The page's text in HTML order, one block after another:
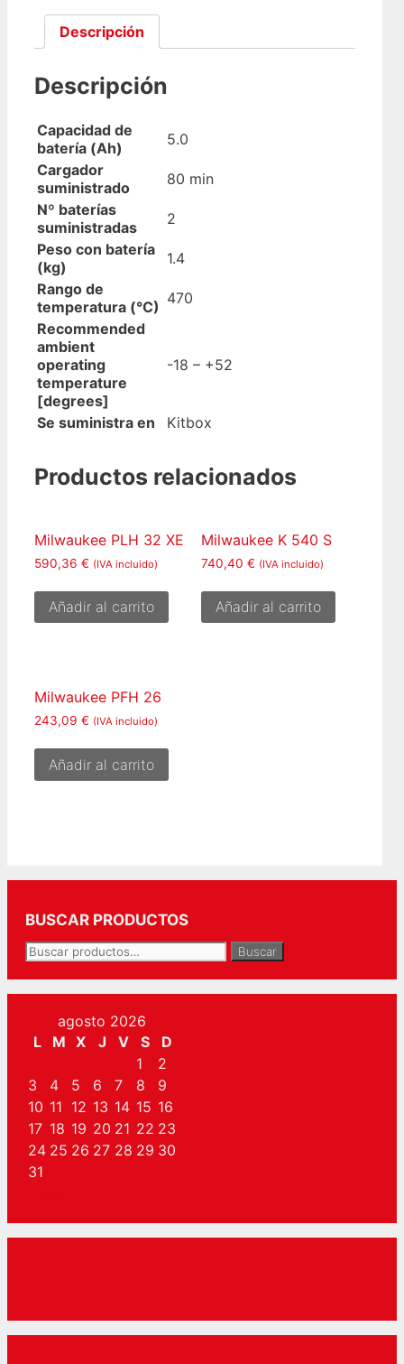
Descripción
Descripción
Capacidad de
batería (Ah)
5.0
Cargador
suministrado
80 min
Nº baterías
suministradas
2
Peso con batería
(kg)
1.4
Rango de
temperatura (°C) 470
Recommended
ambient
operating
temperature
[degrees]
-18 – +52
Se suministra en Kitbox
Productos relacionados
Milwaukee PLH 32 XE
590,36 € (IVA incluido)
Añadir al carrito
Milwaukee K 540 S
740,40€ (IVA incluido)
Añadir al carrito
Milwaukee PFH 26
243,09 € (IVA incluido)
Añadir al carrito
BUSCAR PRODUCTOS
Buscar
por:
Buscar
agosto 2026
L
M X J V S D
1
2
3
4 5 6 7 8
9
10 11 12 13 14 15 16
17 18 19 20 21 22 23
24 25 26 27 28 29 30
31